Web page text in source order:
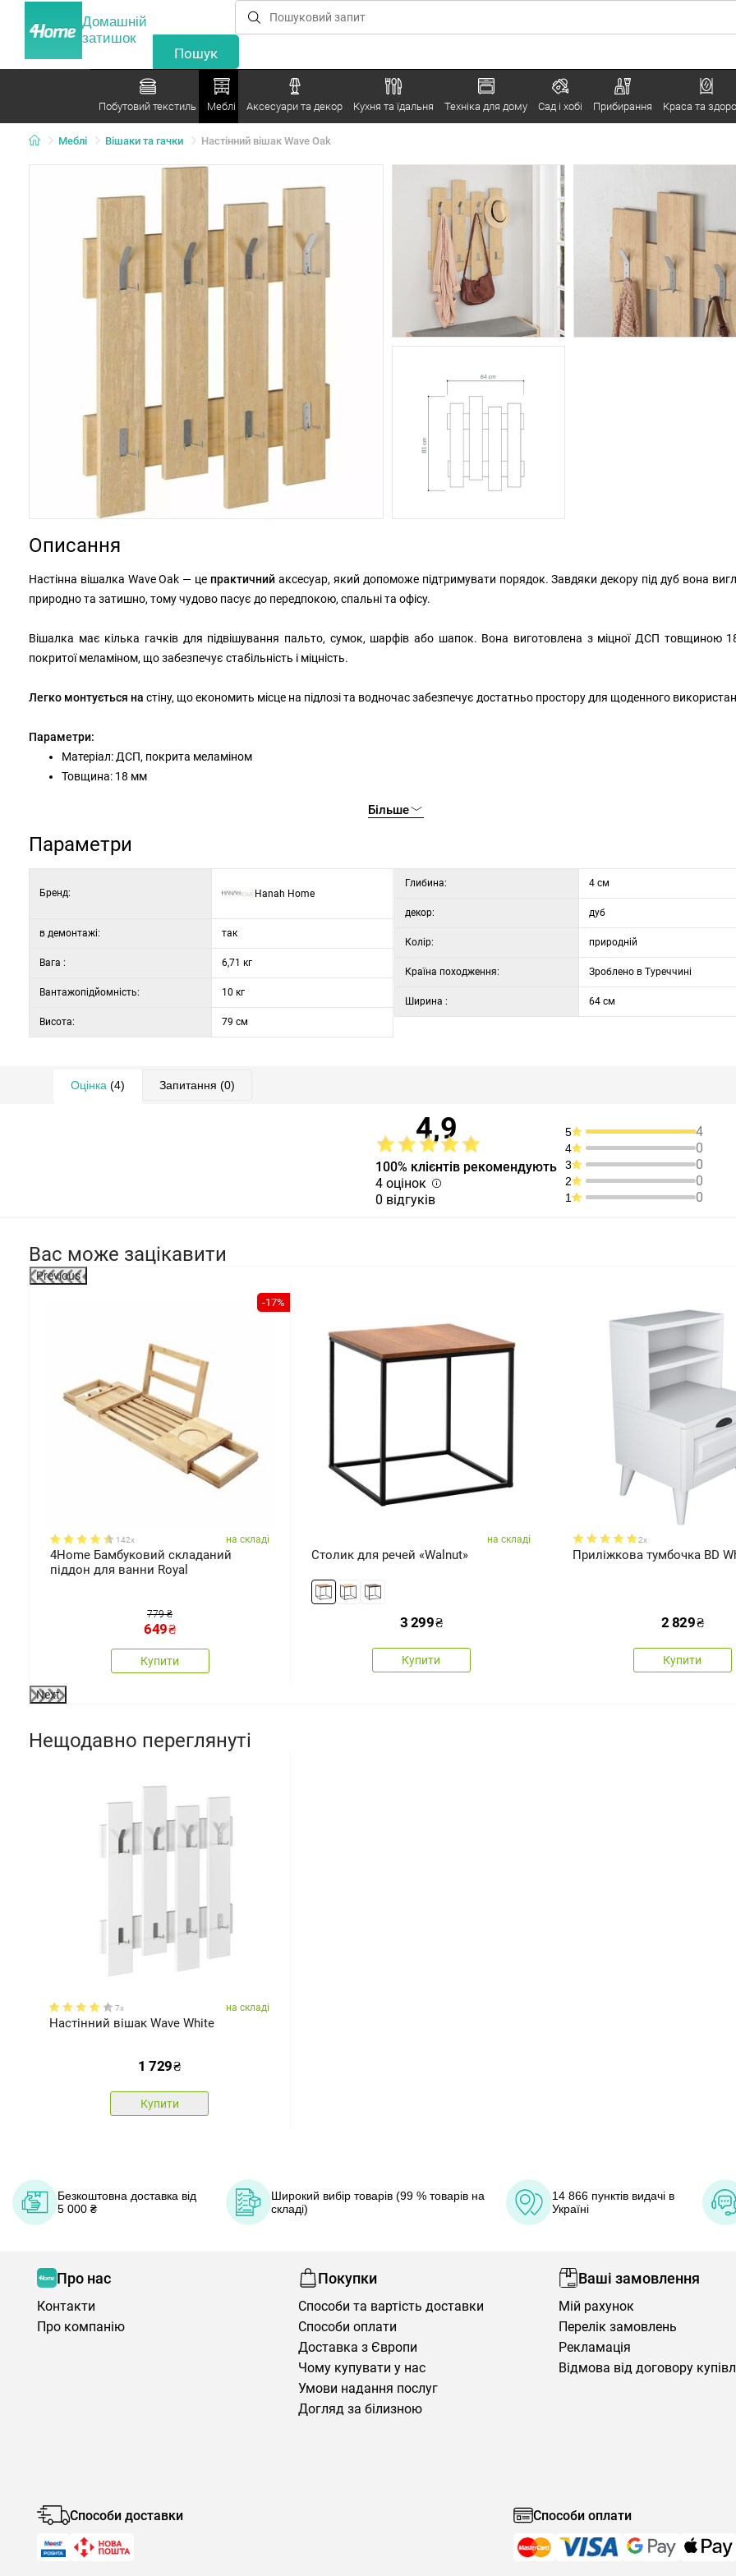
Домашній
затишок
Побутовий текстиль Меблі Аксесуари та декор Кухня та їдальня Техніка для дому Сад і хобі Прибирання Краса та
Меблі Вішаки та гачки Настінний вішак Wave Oak
Описання
Настінна вішалка Wave Oak — це практичний аксесуар, який допоможе підтримувати порядок. Завдяки декору під дуб вона
природно та затишно, тому чудово пасує до передпокою, спальні та офісу.
Вішалка має кілька гачків для підвішування пальто, сумок, шарфів або шапок. Вона виготовлена з міцної ДСП товщиною
покритої меламіном, що забезпечує стабільність і міцність.
Легко монтується на стіну, що економить місце на підлозі та водночас забезпечує достатньо простору для щоденного
Параметри:
Матеріал: ДСП, покрита меламіном
Товщина: 18 мм
Більше
Параметри
Бренд: Hanah Home
в демонтажі: так
Вага : 6,71 кг
Вантажопідйомність: 10 кг
Висота: 79 см
Глибина: 4 см
декор: дуб
Колір: природній
Країна походження: Зроблено в Туреччині
Ширина : 64 см
Оцінка (4) Запитання (0)
4,9
100% клієнтів рекомендують
4 оцінок
0 відгуків
5 4
4 0
3 0
2 0
1 0
Вас може зацікавити
Previous
-17%
142x на складі
4Home Бамбуковий складаний
піддон для ванни Royal
779 ₴
649₴
Купити
на складі
Столик для речей «Walnut»
3 299₴
Купити
2x
Приліжкова тумбочка BD
2 829₴
Купити
Next
Нещодавно переглянуті
7x на складі
Настінний вішак Wave White
1 729₴
Купити
Безкоштовна доставка від
5 000 ₴
Широкий вибір товарів (99 % товарів на
складі)
14 866 пунктів видачі в
Україні
Про нас
Контакти
Про компанію
Покупки
Способи та вартість доставки
Способи оплати
Доставка з Європи
Чому купувати у нас
Умови надання послуг
Догляд за білизною
Ваші замовлення
Мій рахунок
Перелік замовлень
Рекламація
Відмова від договору
Способи доставки Способи оплати